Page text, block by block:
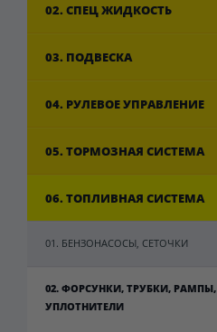
02. СПЕЦ ЖИДКОСТЬ
03. ПОДВЕСКА
04. РУЛЕВОЕ УПРАВЛЕНИЕ
05. ТОРМОЗНАЯ СИСТЕМА
06. ТОПЛИВНАЯ СИСТЕМА
01. БЕНЗОНАСОСЫ, СЕТОЧКИ
02. ФОРСУНКИ, ТРУБКИ, РАМПЫ,
УПЛОТНИТЕЛИ